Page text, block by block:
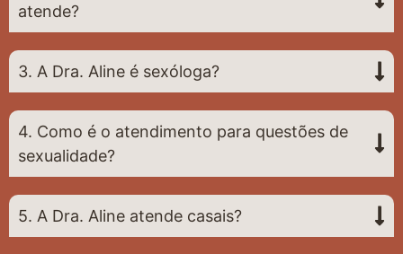
atende?
3. A Dra. Aline é sexóloga?
4. Como é o atendimento para questões de
sexualidade?
5. A Dra. Aline atende casais?